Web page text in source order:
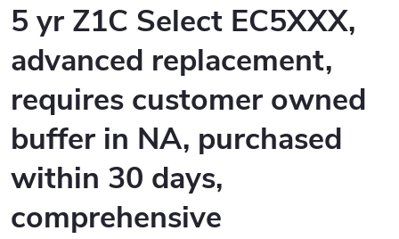
5 yr Z1C Select EC5XXX,
advanced replacement,
requires customer owned
buffer in NA, purchased
within 30 days,
comprehensive